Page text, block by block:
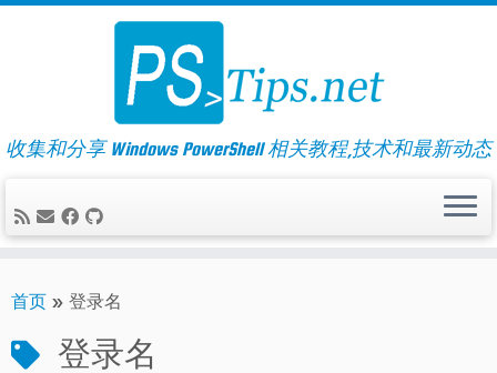
Skip
收集和分享 Windows PowerShell 相关教程,技术和最新动态
首页 » 登录名
登录名